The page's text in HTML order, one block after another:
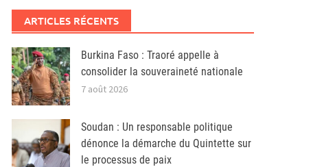
ARTICLES RÉCENTS
Burkina Faso : Traoré appelle à
consolider la souveraineté nationale
7 août 2026
Soudan : Un responsable politique
dénonce la démarche du Quintette sur
le processus de paix